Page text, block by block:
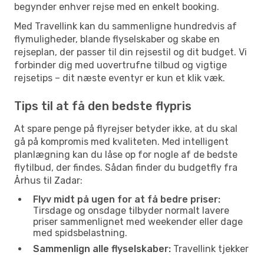
begynder enhver rejse med en enkelt booking.
Med Travellink kan du sammenligne hundredvis af
flymuligheder, blande flyselskaber og skabe en
rejseplan, der passer til din rejsestil og dit budget. Vi
forbinder dig med uovertrufne tilbud og vigtige
rejsetips – dit næste eventyr er kun et klik væk.
Tips til at få den bedste flypris
At spare penge på flyrejser betyder ikke, at du skal
gå på kompromis med kvaliteten. Med intelligent
planlægning kan du låse op for nogle af de bedste
flytilbud, der findes. Sådan finder du budgetfly fra
Århus til Zadar:
Flyv midt på ugen for at få bedre priser:
Tirsdage og onsdage tilbyder normalt lavere
priser sammenlignet med weekender eller dage
med spidsbelastning.
Sammenlign alle flyselskaber: Travellink tjekker